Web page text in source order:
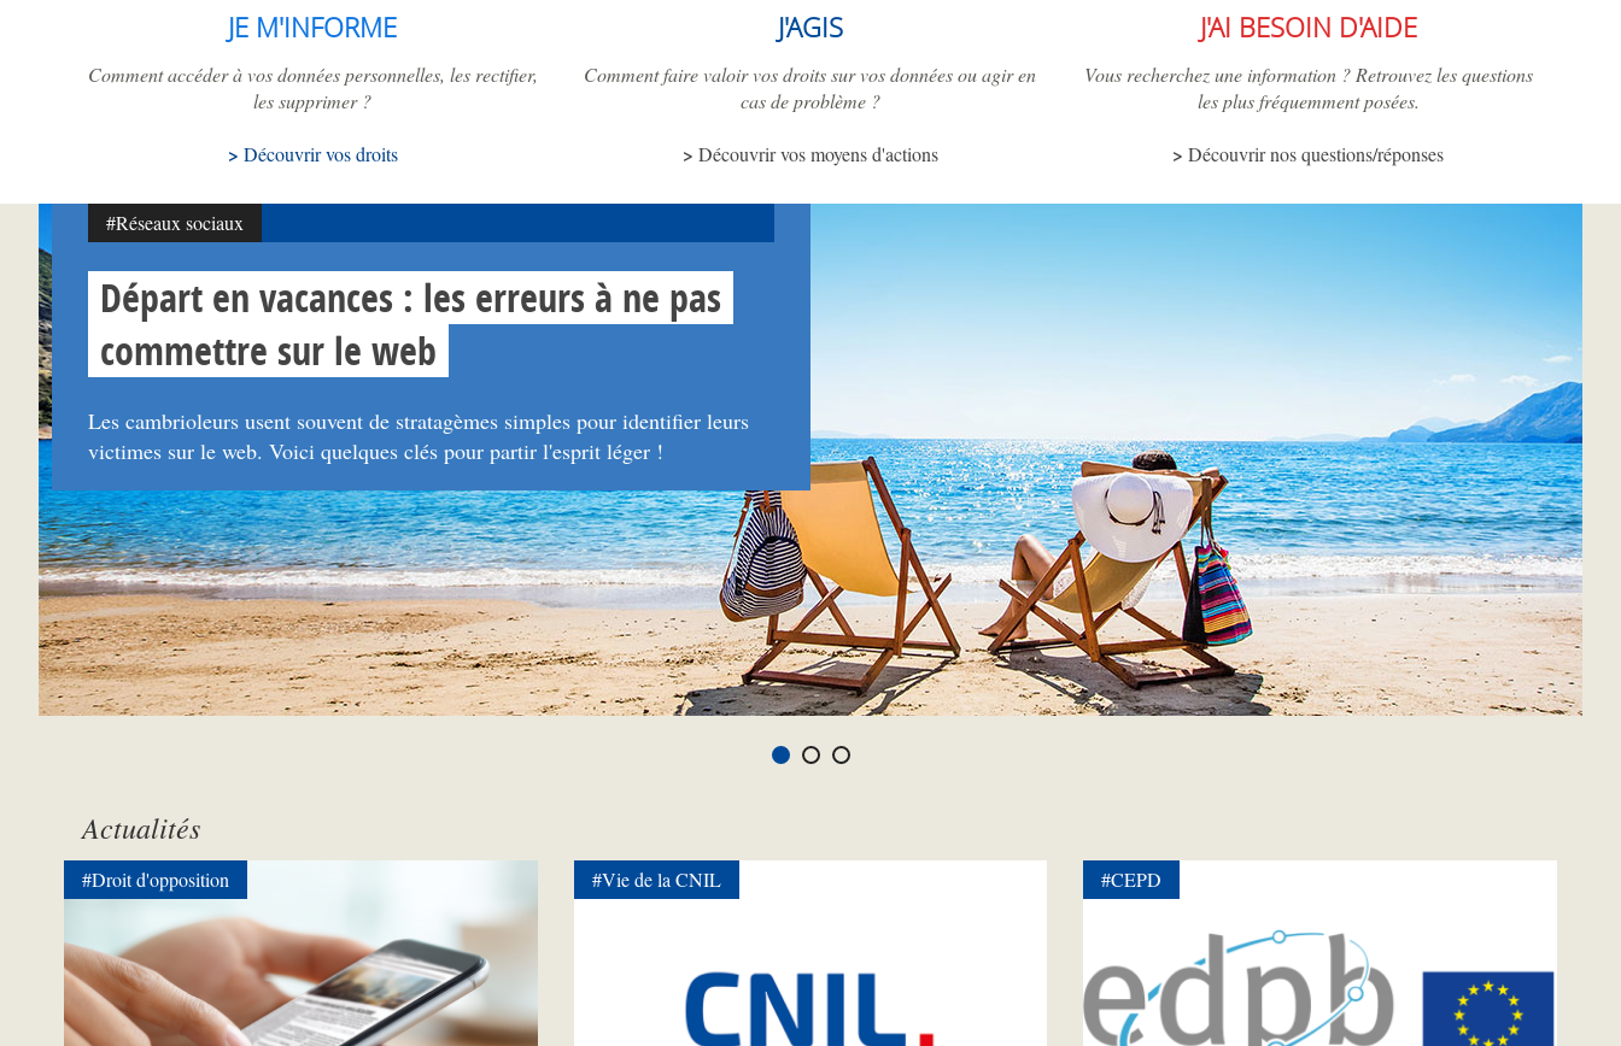
JE M'INFORME
Comment accéder à vos données personnelles, les rectifier,
les supprimer ?
Découvrir vos droits
J'AGIS
Comment faire valoir vos droits sur vos données ou agir en
cas de problème ?
Découvrir vos moyens d'actions
J'AI BESOIN D'AIDE
Vous recherchez une information ? Retrouvez les questions
les plus fréquemment posées.
Découvrir nos questions/réponses
#Réseaux sociaux
Départ en vacances : les erreurs à ne pas
commettre sur le web
Les cambrioleurs usent souvent de stratagèmes simples pour identifier leurs
victimes sur le web. Voici quelques clés pour partir l'esprit léger !
Actualités
#Droit d'opposition #Vie de la CNIL #CEPD